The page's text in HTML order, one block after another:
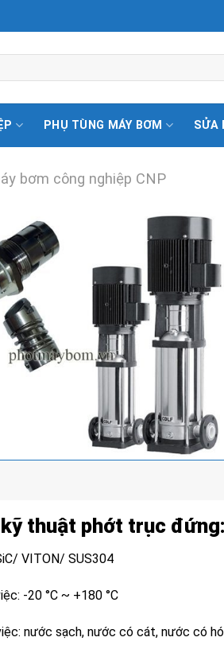
PHỤ TÙNG MÁY BƠM SỬA
bơm công nghiệp CNP
thuật phớt trục đứng:
VITON/ SUS304
-20 °C ~ +180 °C
nước sạch, nước có cát, nước có